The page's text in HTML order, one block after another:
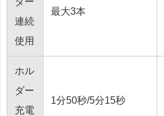
連続
使用
最大3本
ホル
ダー
充電
1分50秒/5分15秒